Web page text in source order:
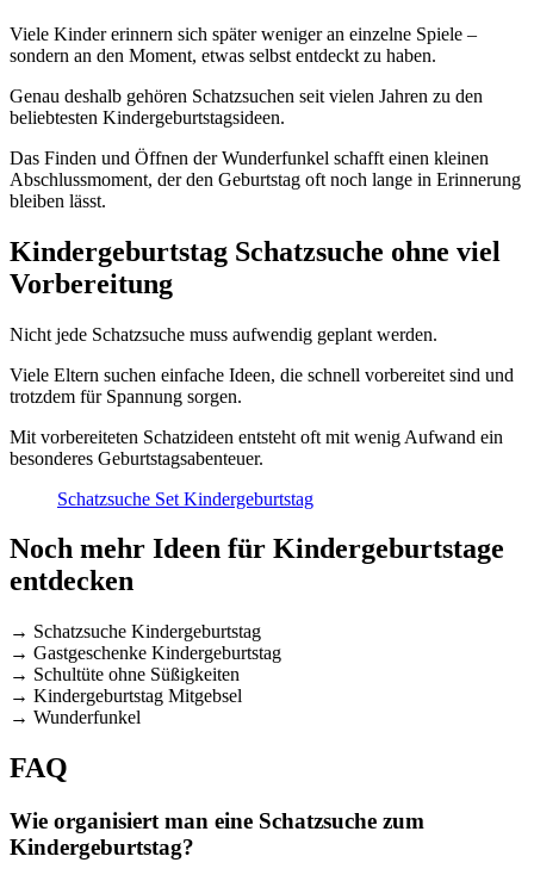
Viele Kinder erinnern sich später weniger an einzelne Spiele –
sondern an den Moment, etwas selbst entdeckt zu haben.
Genau deshalb gehören Schatzsuchen seit vielen Jahren zu den
beliebtesten Kindergeburtstagsideen.
Das Finden und Öffnen der Wunderfunkel schafft einen kleinen
Abschlussmoment, der den Geburtstag oft noch lange in Erinnerung
bleiben lässt.
Kindergeburtstag Schatzsuche ohne viel
Vorbereitung
Nicht jede Schatzsuche muss aufwendig geplant werden.
Viele Eltern suchen einfache Ideen, die schnell vorbereitet sind und
trotzdem für Spannung sorgen.
Mit vorbereiteten Schatzideen entsteht oft mit wenig Aufwand ein
besonderes Geburtstagsabenteuer.
Schatzsuche Set Kindergeburtstag
Noch mehr Ideen für Kindergeburtstage
entdecken
→ Schatzsuche Kindergeburtstag
→ Gastgeschenke Kindergeburtstag
→ Schultüte ohne Süßigkeiten
→ Kindergeburtstag Mitgebsel
→ Wunderfunkel
FAQ
Wie organisiert man eine Schatzsuche zum
Kindergeburtstag?